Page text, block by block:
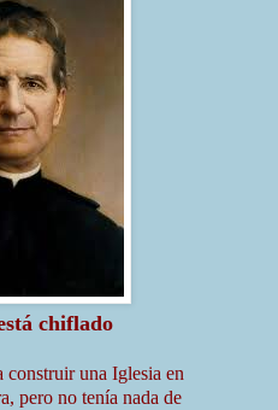
chiflado
construir una Iglesia en
pero no tenía nada de